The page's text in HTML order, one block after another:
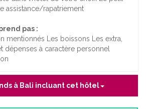
assistance/rapatriement
pas :
mentionnés Les boissons Les extra,
dépenses à caractère personnel
à Bali incluant cet hôtel